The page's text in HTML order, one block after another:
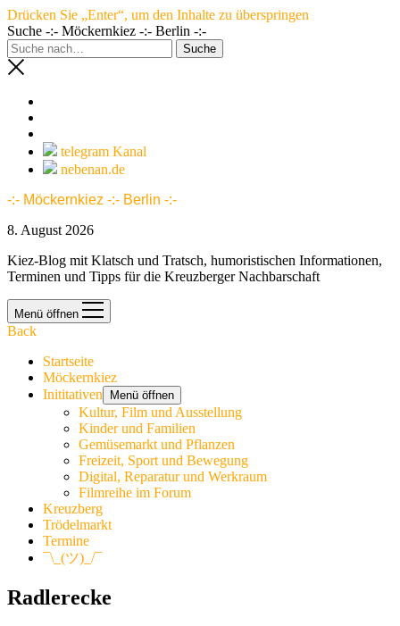
Drücken Sie „Enter“, um den Inhalte zu überspringen
Suche -:- Möckernkiez -:- Berlin -:-
telegram Kanal
nebenan.de
-:- Möckernkiez -:- Berlin -:-
8. August 2026
Kiez-Blog mit Klatsch und Tratsch, humoristischen Informationen,
Terminen und Tipps für die Kreuzberger Nachbarschaft
Menü öffnen
Back
Startseite
Möckernkiez
Inititativen
Menü öffnen
Kultur, Film und Ausstellung
Kinder und Familien
Gemüsemarkt und Pflanzen
Freizeit, Sport und Bewegung
Digital, Reparatur und Werkraum
Filmreihe im Forum
Kreuzberg
Trödelmarkt
Termine
¯\_(ツ)_/¯
Radlerecke